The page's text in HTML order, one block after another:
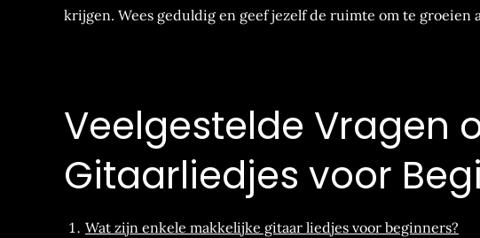
krijgen. Wees geduldig en geef jezelf de ruimte om te groeien
Veelgestelde Vragen
Gitaarliedjes voor
Wat zijn enkele makkelijke gitaar liedjes voor beginners?